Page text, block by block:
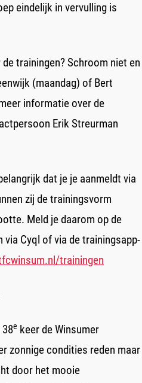
eindelijk in vervulling is
trainingen? Schroom niet en
(maandag) of Bert
informatie over de
Erik Streurman
dat je je aanmeldt via
zij de trainingsvorm
Meld je daarom op de
Cyql of via de trainingsapp-
trainingen
e keer de Winsumer
zonnige condities reden maar
door het mooie